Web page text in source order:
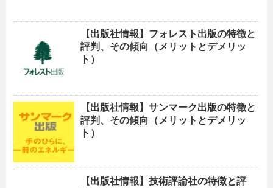
【出版社情報】フォレスト出版の特徴と
評判、その傾向（メリットとデメリッ
ト）
【出版社情報】サンマーク出版の特徴と
評判、その傾向（メリットとデメリッ
ト）
【出版社情報】技術評論社の特徴と評